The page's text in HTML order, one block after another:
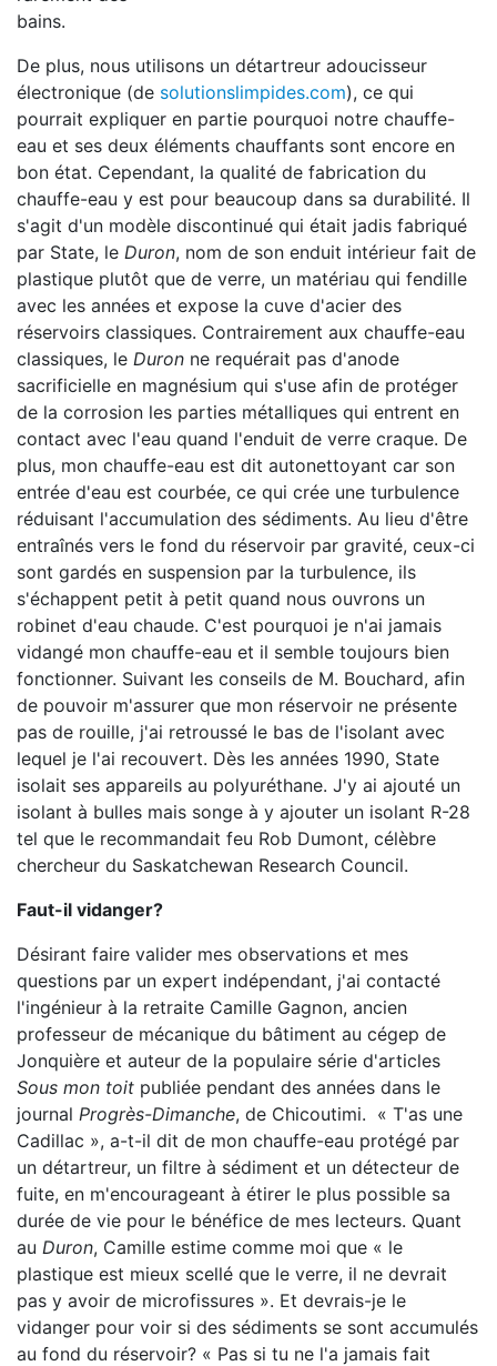
bains.
De plus, nous utilisons un détartreur adoucisseur
électronique (de solutionslimpides.com), ce qui
pourrait expliquer en partie pourquoi notre chauffe-
eau et ses deux éléments chauffants sont encore en
bon état. Cependant, la qualité de fabrication du
chauffe-eau y est pour beaucoup dans sa durabilité. Il
s'agit d'un modèle discontinué qui était jadis fabriqué
par State, le Duron, nom de son enduit intérieur fait de
plastique plutôt que de verre, un matériau qui fendille
avec les années et expose la cuve d'acier des
réservoirs classiques. Contrairement aux chauffe-eau
classiques, le Duron ne requérait pas d'anode
sacrificielle en magnésium qui s'use afin de protéger
de la corrosion les parties métalliques qui entrent en
contact avec l'eau quand l'enduit de verre craque. De
plus, mon chauffe-eau est dit autonettoyant car son
entrée d'eau est courbée, ce qui crée une turbulence
réduisant l'accumulation des sédiments. Au lieu d'être
entraînés vers le fond du réservoir par gravité, ceux-ci
sont gardés en suspension par la turbulence, ils
s'échappent petit à petit quand nous ouvrons un
robinet d'eau chaude. C'est pourquoi je n'ai jamais
vidangé mon chauffe-eau et il semble toujours bien
fonctionner. Suivant les conseils de M. Bouchard, afin
de pouvoir m'assurer que mon réservoir ne présente
pas de rouille, j'ai retroussé le bas de l'isolant avec
lequel je l'ai recouvert. Dès les années 1990, State
isolait ses appareils au polyuréthane. J'y ai ajouté un
isolant à bulles mais songe à y ajouter un isolant R-28
tel que le recommandait feu Rob Dumont, célèbre
chercheur du Saskatchewan Research Council.
Faut-il vidanger?
Désirant faire valider mes observations et mes
questions par un expert indépendant, j'ai contacté
l'ingénieur à la retraite Camille Gagnon, ancien
professeur de mécanique du bâtiment au cégep de
Jonquière et auteur de la populaire série d'articles
Sous mon toit publiée pendant des années dans le
journal Progrès-Dimanche, de Chicoutimi. « T'as une
Cadillac », a-t-il dit de mon chauffe-eau protégé par
un détartreur, un filtre à sédiment et un détecteur de
fuite, en m'encourageant à étirer le plus possible sa
durée de vie pour le bénéfice de mes lecteurs. Quant
au Duron, Camille estime comme moi que « le
plastique est mieux scellé que le verre, il ne devrait
pas y avoir de microfissures ». Et devrais-je le
vidanger pour voir si des sédiments se sont accumulés
au fond du réservoir? « Pas si tu ne l'a jamais fait